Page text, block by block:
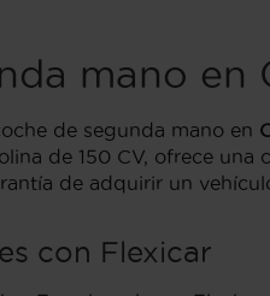
mano en
de segunda mano en
de 150 CV, ofrece
de adquirir un
con Flexicar